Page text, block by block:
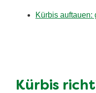
Kürbis auftauen:
Kürbis